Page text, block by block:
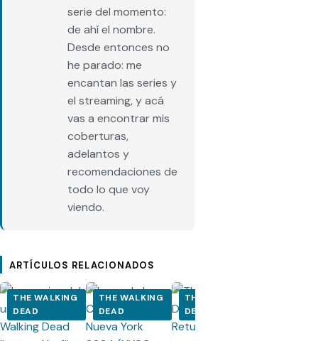
serie del momento:
de ahí el nombre.
Desde entonces no
he parado: me
encantan las series y
el streaming, y acá
vas a encontrar mis
coberturas,
adelantos y
recomendaciones de
todo lo que voy
viendo.
ARTÍCULOS RELACIONADOS
THE WALKING
DEAD
THE WALKING
DEAD
THE WALKING
DEAD